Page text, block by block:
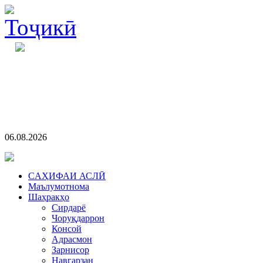
06.08.2026
CАҲИФАИ АСЛӢ
Маълумотнома
Шаҳракҳо
Сирдарё
Чоруқдаррон
Консой
Адрасмон
Зарнисор
Навгарзан